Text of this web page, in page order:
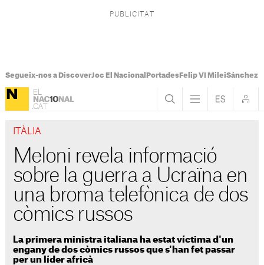
Segueix-nos a DiscoverJoc El Nacional PortadesFelip VI MileiSánchez
ITÀLIA
Meloni revela informació
sobre la guerra a Ucraïna en
una broma telefònica de dos
còmics russos
La primera ministra italiana ha estat víctima d'un
engany de dos còmics russos que s'han fet passar
per un líder africà